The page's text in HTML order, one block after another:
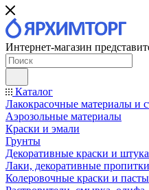
Интернет-магазин
Каталог
Лакокрасочные материалы и
Аэрозольные материалы
Краски и эмали
Грунты
Декоративные краски и
Лаки, декоративные
Колеровочные краски и пасты